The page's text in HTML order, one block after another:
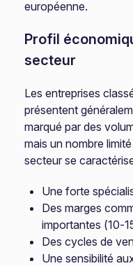
européenne.
Profil
secteur
Les entreprises
présentent
marqué par des
mais un nombre
secteur se
Une forte
Des marges
importantes (10-
Des cycles de
Une sensibilité